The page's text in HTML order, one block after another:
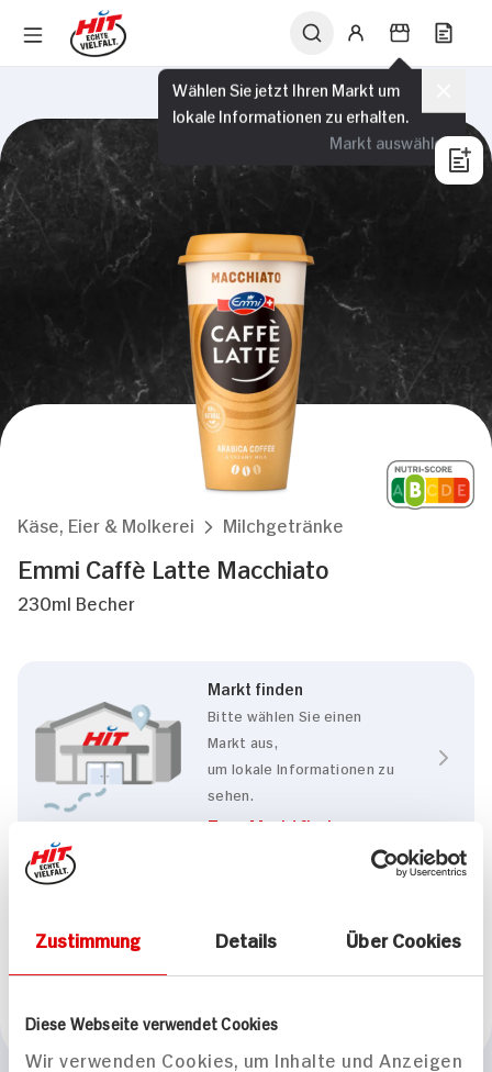
Zustimmung Details Über Cookies
Diese Webseite verwendet Cookies
Wir verwenden Cookies, um Inhalte und Anzeigen
Wählen Sie jetzt Ihren Markt um
lokale Informationen zu erhalten.
Markt auswählen
Käse, Eier & Molkerei Milchgetränke
Emmi Caffè Latte Macchiato
230ml Becher
Markt finden
Bitte wählen Sie einen
Markt aus,
um lokale Informationen zu
sehen.
Zum Marktfinder
Rainforest Alliance
Emmi